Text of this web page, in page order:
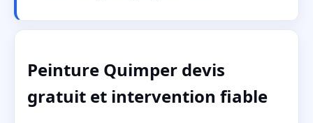
Peinture Quimper devis
gratuit et intervention fiable